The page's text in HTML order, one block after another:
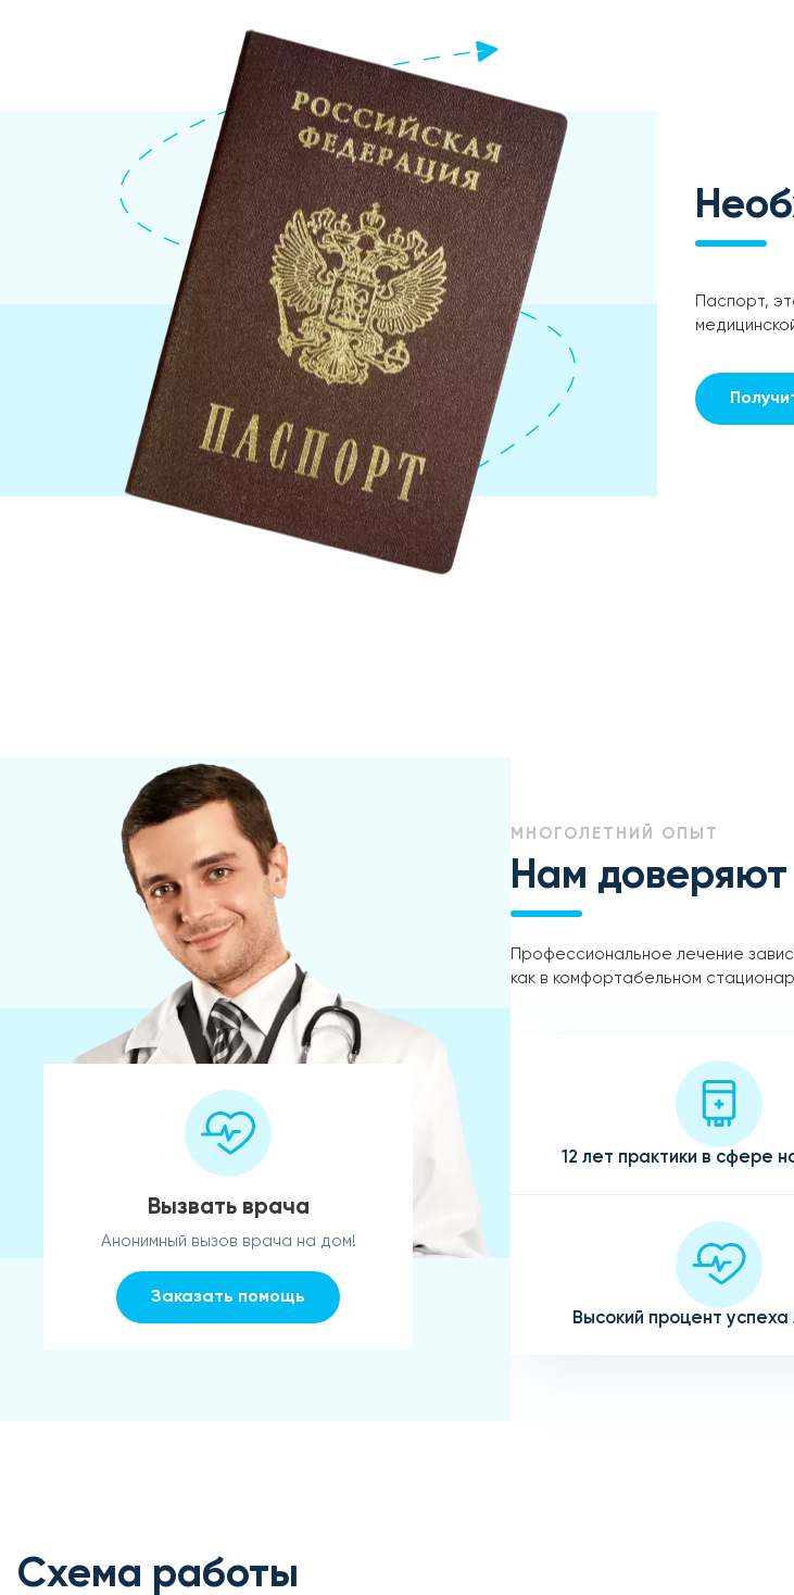
Паспорт,
Вызвать врача
Анонимный вызов врача на дом!
Заказать помощь
МНОГОЛЕТНИЙ ОПЫТ
Нам доверяют
Профессиональное лечение
как в комфортабельном
12 лет практики в сфере
Высокий процент успеха
Схема работы